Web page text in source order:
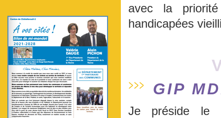
avec la
handicapées
GIP
Je préside le